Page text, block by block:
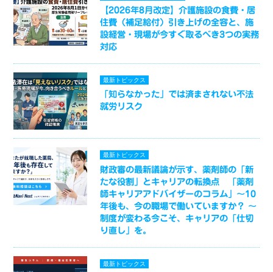
【2026年8月改定】介護施設の食費・居
住費（補足給付）引き上げの全容と、施
設経営・現場が今すぐ取るべき3つの実務
対応
最新トピックス
「知らなかった」では済まされない不法
就労リスク
最新トピックス
財政審の最新議論が示す、薬剤師の「新
たな役割」とキャリアの転換点 「薬剤
師キャリアアドバイザーのコラム」～10
年後も、今の職場で働いていますか？ ～
制度が変わる今こそ、キャリアの「仕切
り直し」を。
最新トピックス